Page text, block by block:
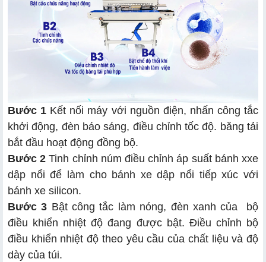
Bước 1 Kết nối máy với nguồn điện, nhấn công tắc
khởi động, đèn báo sáng, điều chỉnh tốc độ. băng tải
bắt đầu hoạt động đồng bộ.
Bước 2 Tinh chỉnh núm điều chỉnh áp suất bánh xxe
dập nổi để làm cho bánh xe dập nổi tiếp xúc với
bánh xe silicon.
Bước 3 Bật công tắc làm nóng, đèn xanh của bộ
điều khiển nhiệt độ đang được bật. Điều chỉnh bộ
điều khiển nhiệt độ theo yêu cầu của chất liệu và độ
dày của túi.